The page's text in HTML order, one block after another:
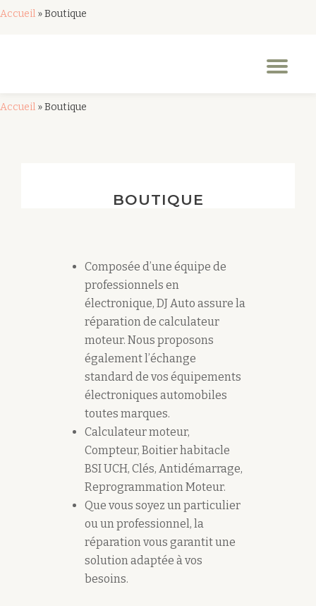
Accueil »Boutique
Accueil »Boutique
BOUTIQUE
Composée d’une équipe de
professionnels en
électronique, DJ Auto assure la
réparation de calculateur
moteur. Nous proposons
également l’échange
standard de vos équipements
électroniques automobiles
toutes marques.
Calculateur moteur,
Compteur, Boitier habitacle
BSI UCH, Clés, Antidémarrage,
Reprogrammation Moteur.
Que vous soyez un particulier
ou un professionnel, la
réparation vous garantit une
solution adaptée à vos
besoins.